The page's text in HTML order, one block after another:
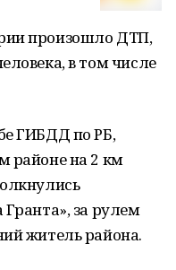
произошло ДТП,
в том числе
ГИБДД по РБ,
районе на 2 км
за рулем
житель района.